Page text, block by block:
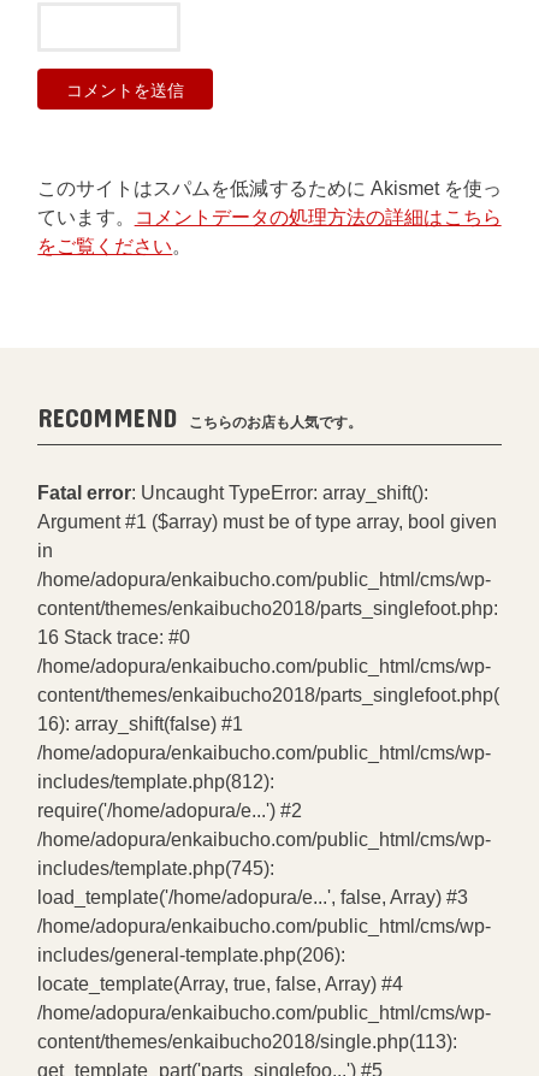
このサイトはスパムを低減するために Akismet を使っ
ています。
コメントデータの処理方法の詳細はこちら
をご覧ください。
RECOMMEND こちらのお店も人気です。
Fatal error: Uncaught TypeError: array_shift():
Argument #1 ($array) must be of type array, bool given
in
/home/adopura/enkaibucho.com/public_html/cms/wp-
content/themes/enkaibucho2018/parts_singlefoot.php:
16 Stack trace: #0
/home/adopura/enkaibucho.com/public_html/cms/wp-
content/themes/enkaibucho2018/parts_singlefoot.php(
16): array_shift(false) #1
/home/adopura/enkaibucho.com/public_html/cms/wp-
includes/template.php(812):
require('/home/adopura/e...') #2
/home/adopura/enkaibucho.com/public_html/cms/wp-
includes/template.php(745):
load_template('/home/adopura/e...', false, Array) #3
/home/adopura/enkaibucho.com/public_html/cms/wp-
includes/general-template.php(206):
locate_template(Array, true, false, Array) #4
/home/adopura/enkaibucho.com/public_html/cms/wp-
content/themes/enkaibucho2018/single.php(113):
get_template_part('parts_singlefoo...') #5